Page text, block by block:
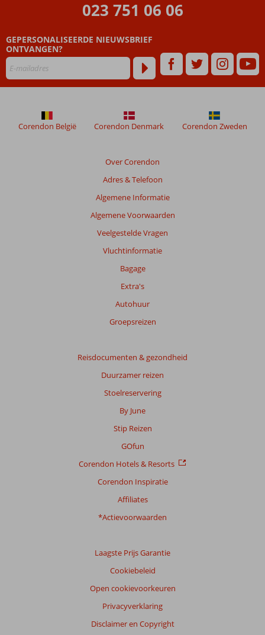
48
maanden
meer
om
de
023 751 06 06
GEPERSONALISEERDE NIEUWSBRIEF
ONTVANGEN?
Over Corendon
Adres & Telefoon
Algemene Informatie
Algemene Voorwaarden
Veelgestelde Vragen
Vluchtinformatie
Bagage
Extra's
Autohuur
Groepsreizen
Reisdocumenten & gezondheid
Duurzamer reizen
Stoelreservering
By June
Stip Reizen
GOfun
Corendon Hotels & Resorts
Corendon Inspiratie
Affiliates
*Actievoorwaarden
Laagste Prijs Garantie
Cookiebeleid
Open cookievoorkeuren
Privacyverklaring
Disclaimer en Copyright
Corendon België Corendon Denmark Corendon Zweden